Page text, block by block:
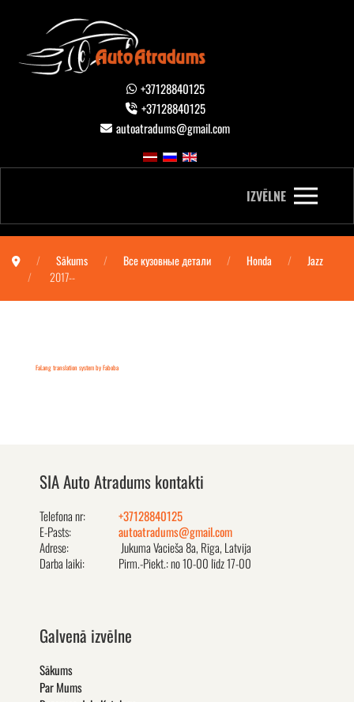
+37128840125
+37128840125
autoatradums@gmail.com
IZVĒLNE
Sākums Все кузовные детали Honda
Jazz
2017--
FaLang translation system by Faboba
SIA Auto Atradums kontakti
Telefona nr:
+37128840125
E-Pasts:
autoatradums@gmail.com
Adrese:
Jukuma Vacieša 8a, Rīga, Latvija
Darba laiki:
Pirm.-Piekt.: no 10-00 līdz 17-00
Galvenā izvēlne
Sākums
Par Mums